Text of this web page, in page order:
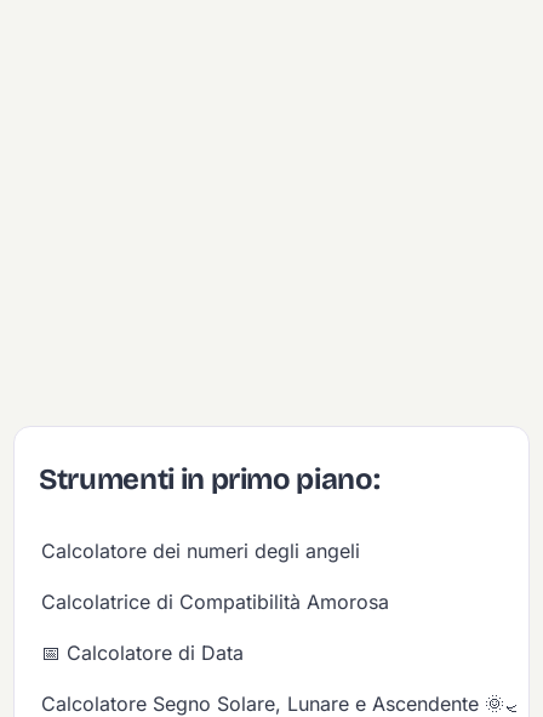
Strumenti in primo piano:
Calcolatore dei numeri degli angeli
Calcolatrice di Compatibilità Amorosa
📅 Calcolatore di Data
Calcolatore Segno Solare, Lunare e Ascendente 🌞🌙✨